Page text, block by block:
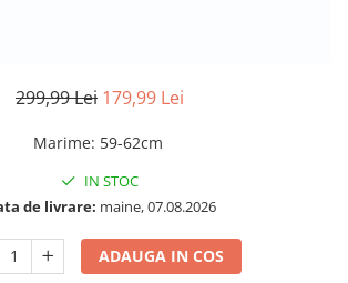
299,99 Lei 179,99 Lei
Marime: 59-62cm
IN STOC
de livrare: maine, 07.08.2026
ADAUGA IN COS